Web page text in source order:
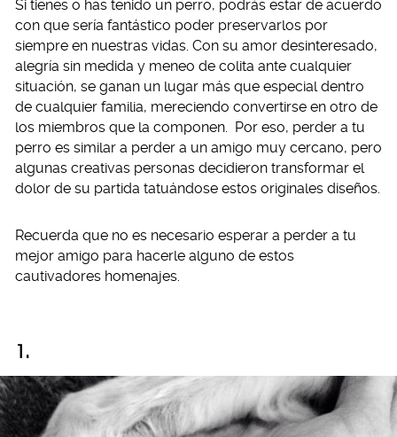
Si tienes o has tenido un perro, podrás estar de acuerdo
con que sería fantástico poder preservarlos por
siempre en nuestras vidas. Con su amor desinteresado,
alegría sin medida y meneo de colita ante cualquier
situación, se ganan un lugar más que especial dentro
de cualquier familia, mereciendo convertirse en otro de
los miembros que la componen. Por eso, perder a tu
perro es similar a perder a un amigo muy cercano, pero
algunas creativas personas decidieron transformar el
dolor de su partida tatuándose estos originales diseños.
Recuerda que no es necesario esperar a perder a tu
mejor amigo para hacerle alguno de estos
cautivadores homenajes.
1.